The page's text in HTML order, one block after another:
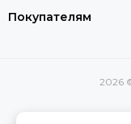
Покупателям
2026